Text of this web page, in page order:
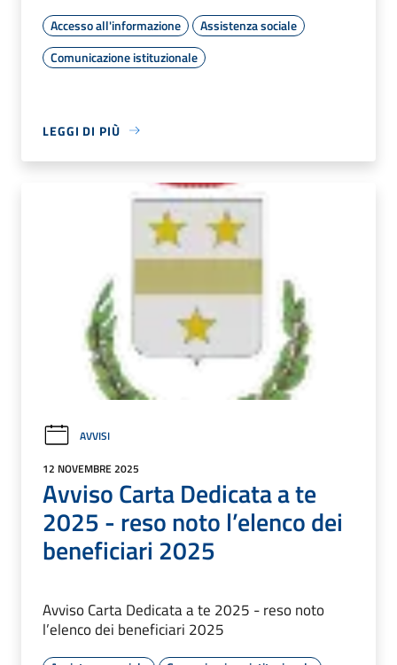
Accesso all'informazione
Assistenza sociale
Comunicazione istituzionale
LEGGI DI PIÙ
AVVISI
12 NOVEMBRE 2025
Avviso Carta Dedicata a te
2025 - reso noto l’elenco dei
beneficiari 2025
Avviso Carta Dedicata a te 2025 - reso noto
l’elenco dei beneficiari 2025